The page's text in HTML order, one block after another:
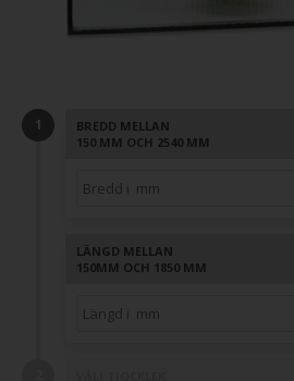
BREDD MELLAN
150 MM OCH 2540 MM
LÄNGD MELLAN
150MM OCH 1850 MM